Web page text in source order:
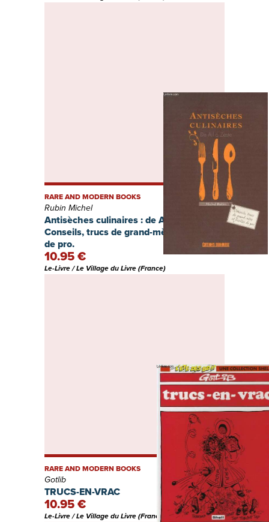
Antisèches culinaires : de Ail à Zeste -
Conseils, trucs de grand-mère et ficelles
de pro.
RARE AND MODERN BOOKS
Rubin Michel
10.95 €
Le-Livre / Le Village du Livre (France)
TRUCS-EN-VRAC
RARE AND MODERN BOOKS
Gotlib
10.95 €
Le-Livre / Le Village du Livre (France)